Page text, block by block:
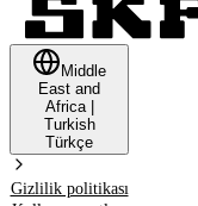
Middle
East and
Africa|
Turkish
Türkçe
Gizlilik politikası